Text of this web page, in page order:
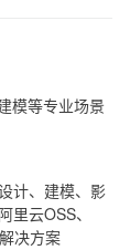
模等专业场景
计、建模、影
里云OSS、
决方案